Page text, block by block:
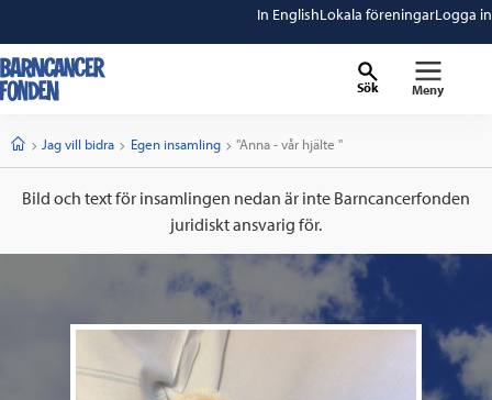
In EnglishLokala föreningarLogga in
Sök Meny
StartJag vill bidra Egen insamling Current:
"Anna - vår hjälte "
Bild och text för insamlingen nedan är inte Barncancerfonden
juridiskt ansvarig för.